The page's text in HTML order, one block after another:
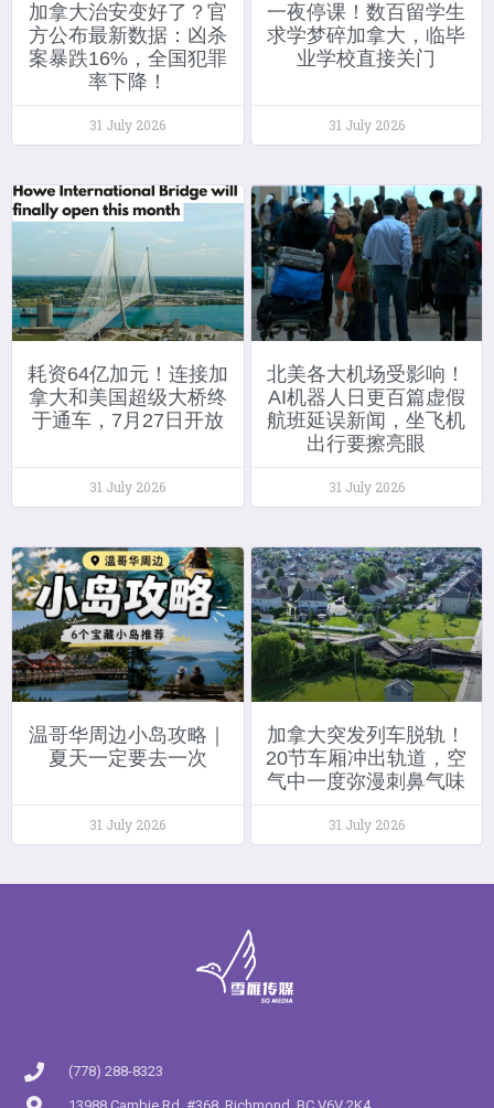
加拿大治安变好了？官
方公布最新数据：凶杀
案暴跌16%，全国犯罪
率下降！
31 July 2026
一夜停课！数百留学生
求学梦碎加拿大，临毕
业学校直接关门
31 July 2026
耗资64亿加元！连接加
拿大和美国超级大桥终
于通车，7月27日开放
31 July 2026
北美各大机场受影响！
AI机器人日更百篇虚假
航班延误新闻，坐飞机
出行要擦亮眼
31 July 2026
温哥华周边小岛攻略｜
夏天一定要去一次
31 July 2026
加拿大突发列车脱轨！
20节车厢冲出轨道，空
气中一度弥漫刺鼻气味
31 July 2026
(778) 288-8323